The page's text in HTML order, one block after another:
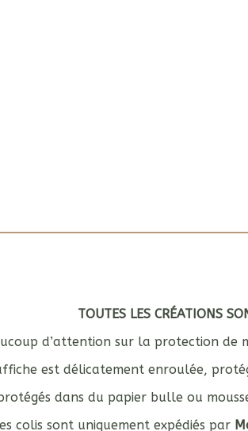
TOUTES LES CRÉATIONS
d’attention sur la protection
est délicatement enroulée,
dans du papier bulle ou
colis sont uniquement expédiés par